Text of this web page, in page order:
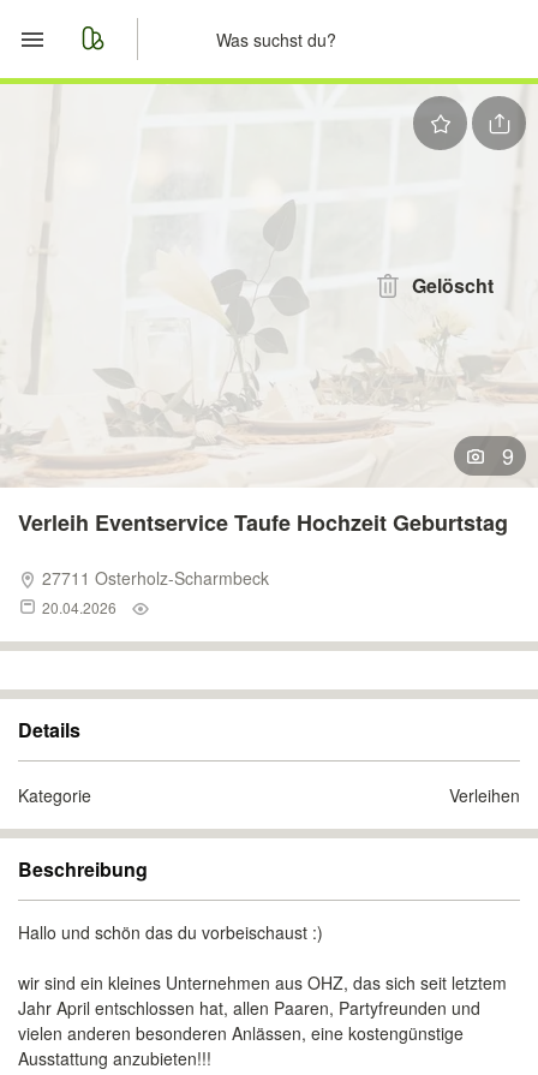
Anzeige aufgeben
Gelöscht
9
Verleih Eventservice Taufe Hochzeit Geburtstag
27711 Osterholz-Scharmbeck
20.04.2026
Details
Kategorie Verleihen
Beschreibung
Hallo und schön das du vorbeischaust :)
wir sind ein kleines Unternehmen aus OHZ, das sich seit letztem
Jahr April entschlossen hat, allen Paaren, Partyfreunden und
vielen anderen besonderen Anlässen, eine kostengünstige
Ausstattung anzubieten!!!